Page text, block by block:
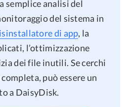
semplice analisi del
del sistema in
di app, la
l’ottimizzazione
dei file inutili. Se cerchi
può essere un
a DaisyDisk.